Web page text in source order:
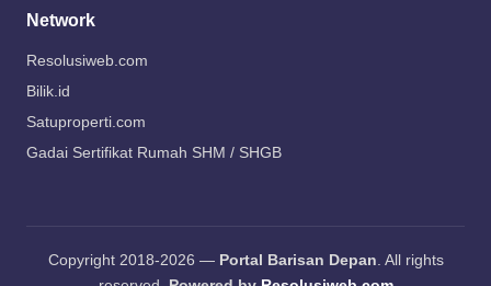
Network
Resolusiweb.com
Bilik.id
Satuproperti.com
Gadai Sertifikat Rumah SHM / SHGB
Copyright 2018-2026 — Portal Barisan Depan. All rights